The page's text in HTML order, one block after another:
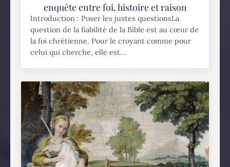
enquête entre foi, histoire et raison
Introduction : Poser les justes questionsLa
question de la fiabilité de la Bible est au cœur de
la foi chrétienne. Pour le croyant comme pour
celui qui cherche, elle est...